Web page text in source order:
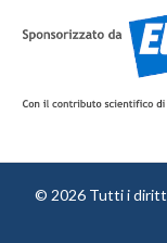
© 2026 Tutti i